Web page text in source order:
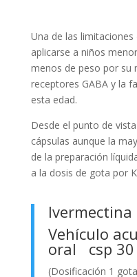
Una de las
aplicarse a niños
menos de peso por su
receptores GABA y la
esta edad.
Desde el punto de
cápsulas aunque la
de la preparación
a la dosis de gota por
Vehículo
oral csp 30
(Dosificación 1